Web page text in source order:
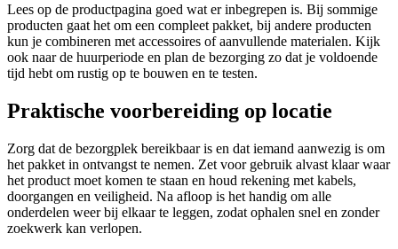
Lees op de productpagina goed wat er inbegrepen is. Bij sommige
producten gaat het om een compleet pakket, bij andere producten
kun je combineren met accessoires of aanvullende materialen. Kijk
ook naar de huurperiode en plan de bezorging zo dat je voldoende
tijd hebt om rustig op te bouwen en te testen.
Praktische voorbereiding op locatie
Zorg dat de bezorgplek bereikbaar is en dat iemand aanwezig is om
het pakket in ontvangst te nemen. Zet voor gebruik alvast klaar waar
het product moet komen te staan en houd rekening met kabels,
doorgangen en veiligheid. Na afloop is het handig om alle
onderdelen weer bij elkaar te leggen, zodat ophalen snel en zonder
zoekwerk kan verlopen.